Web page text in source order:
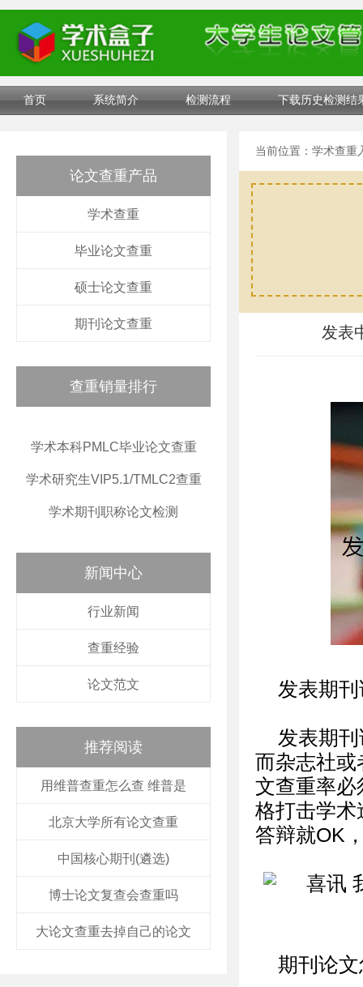
首页 系统简介 检测流程 下载历史检测结
论文查重产品
学术查重
毕业论文查重
硕士论文查重
期刊论文查重
查重销量排行
学术本科PMLC毕业论文查重
学术研究生VIP5.1/TMLC2查重
学术期刊职称论文检测
新闻中心
行业新闻
查重经验
论文范文
推荐阅读
用维普查重怎么查 维普是
北京大学所有论文查重
中国核心期刊(遴选)
博士论文复查会查重吗
大论文查重去掉自己的论文
当前位置： 学术查重
发表
发表期
发表期
而杂志社或
文查重率必
格打击学
答辩就OK
期刊论